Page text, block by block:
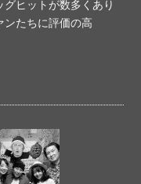
ヒットが数多くあり
ンたちに評価の高